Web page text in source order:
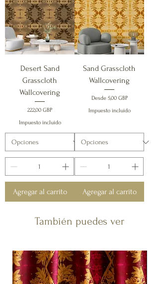
Desert Sand
Grasscloth
Wallcovering
Precio
222,00 GBP
Impuesto incluido
Agregar al carrito
Sand Grasscloth
Wallcovering
Desde 5,00 GBP
Precio de oferta
Impuesto incluido
Agregar al carrito
También puedes ver